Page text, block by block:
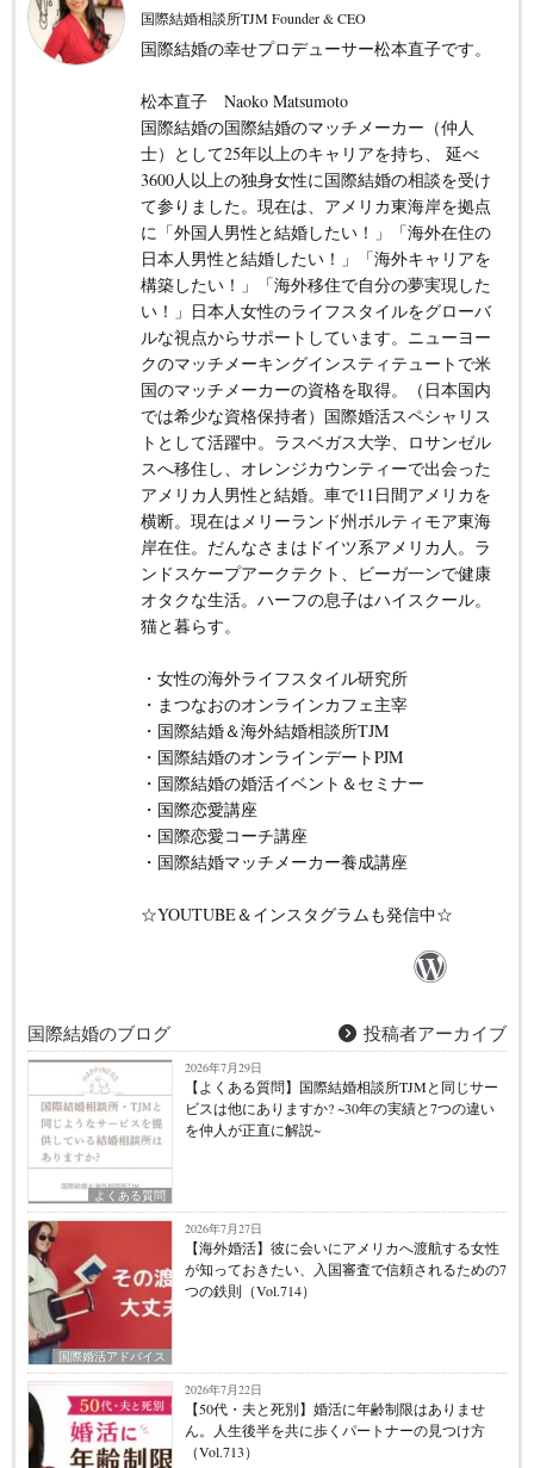
国際結婚相談所TJM Founder & CEO
国際結婚の幸せプロデューサー松本直子です。
松本直子 Naoko Matsumoto
国際結婚の国際結婚のマッチメーカー（仲人
士）として25年以上のキャリアを持ち、 延べ
3600人以上の独身女性に国際結婚の相談を受け
て参りました。現在は、アメリカ東海岸を拠点
に「外国人男性と結婚したい！」「海外在住の
日本人男性と結婚したい！」「海外キャリアを
構築したい！」「海外移住で自分の夢実現した
い！」日本人女性のライフスタイルをグローバ
ルな視点からサポートしています。ニューヨー
クのマッチメーキングインスティテュートで米
国のマッチメーカーの資格を取得。（日本国内
では希少な資格保持者）国際婚活スペシャリス
トとして活躍中。ラスベガス大学、ロサンゼル
スへ移住し、オレンジカウンティーで出会った
アメリカ人男性と結婚。車で11日間アメリカを
横断。現在はメリーランド州ボルティモア東海
岸在住。だんなさまはドイツ系アメリカ人。ラ
ンドスケープアークテクト、ビーガ一ンで健康
オタクな生活。ハーフの息子はハイスクール。
猫と暮らす。
・女性の海外ライフスタイル研究所
・まつなおのオンラインカフェ主宰
・国際結婚＆海外結婚相談所TJM
・国際結婚のオンラインデートPJM
・国際結婚の婚活イベント＆セミナー
・国際恋愛講座
・国際恋愛コーチ講座
・国際結婚マッチメーカー養成講座
☆YOUTUBE＆インスタグラムも発信中☆
国際結婚のブログ 投稿者アーカイブ
よくある質問
2026年7月29日
【よくある質問】国際結婚相談所TJMと同じサー
ビスは他にありますか? ~30年の実績と7つの違い
を仲人が正直に解説~
国際婚活アドバイス
2026年7月27日
【海外婚活】彼に会いにアメリカへ渡航する女性
が知っておきたい、入国審査で信頼されるための7
つの鉄則（Vol.714）
2026年7月22日
【50代・夫と死別】婚活に年齢制限はありませ
ん。人生後半を共に歩くパートナーの見つけ方
（Vol.713）